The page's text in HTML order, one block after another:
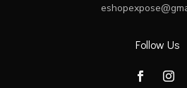
Follow Us